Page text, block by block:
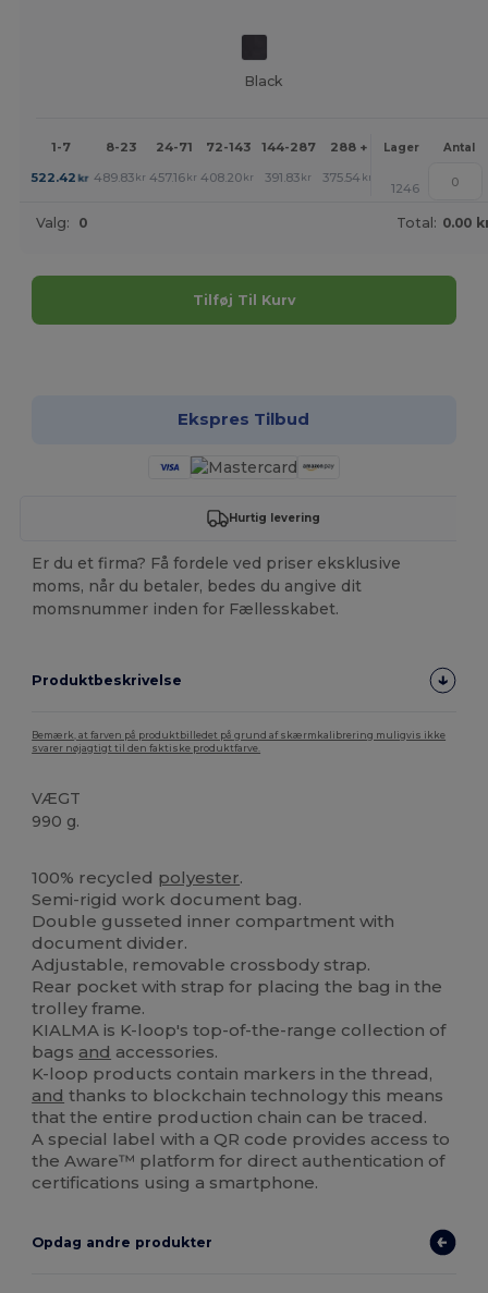
Black
1-7 8-23 24-71 72-143 144-287 288 + Mere
Lager Antal
522.42 kr 489.83 kr 457.16 kr 408.20 kr 391.83 kr 375.54 kr +
1246
Valg: 0 Total: 0.00
Tilføj Til Kurv
Ekspres Tilbud
Hurtig levering
Er du et firma? Få fordele ved priser eksklusive
moms, når du betaler, bedes du angive dit
momsnummer inden for Fællesskabet.
Produktbeskrivelse
Bemærk, at farven på produktbilledet på grund af skærmkalibrering muligvis ikke
svarer nøjagtigt til den faktiske produktfarve.
VÆGT
990 g.
100% recycled polyester.
Semi-rigid work document bag.
Double gusseted inner compartment with
document divider.
Adjustable, removable crossbody strap.
Rear pocket with strap for placing the bag in the
trolley frame.
KIALMA is K-loop's top-of-the-range collection of
bags and accessories.
K-loop products contain markers in the thread,
and thanks to blockchain technology this means
that the entire production chain can be traced.
A special label with a QR code provides access to
the Aware™ platform for direct authentication of
certifications using a smartphone.
Opdag andre produkter